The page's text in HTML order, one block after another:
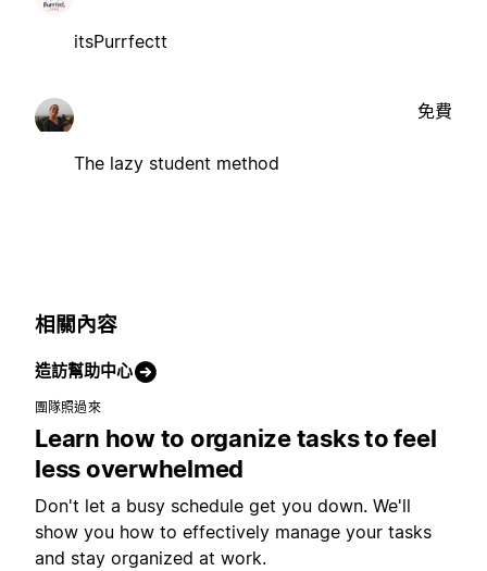
itsPurrfectt
The lazy student method
免費
相關內容
造訪幫助中心
團隊照過來
Learn how to organize tasks to feel
less overwhelmed
Don't let a busy schedule get you down. We'll
show you how to effectively manage your tasks
and stay organized at work.